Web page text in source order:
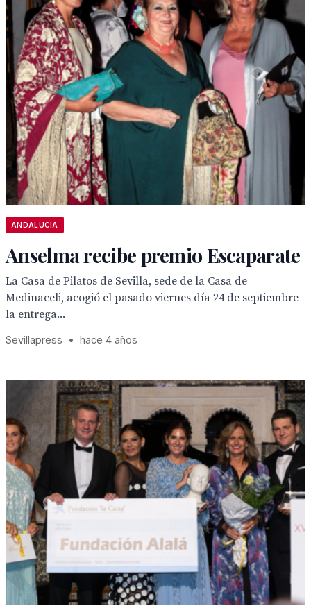
ANDALUCÍA
Anselma recibe premio Escaparate
La Casa de Pilatos de Sevilla, sede de la Casa de
Medinaceli, acogió el pasado viernes día 24 de septiembre
la entrega...
Sevillapress • hace 4 años